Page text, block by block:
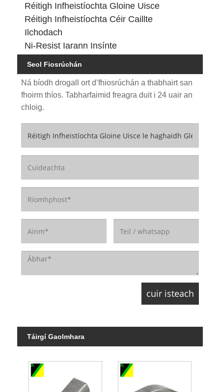
Réitigh Infheistíochta Gloine Uisce
Réitigh Infheistíochta Céir Caillte
Ilchodach
Ni-Resist Iarann ​​Insínte
Seol Fiosrúchán
Ná bíodh drogall ort d’fhiosrúchán a thabhairt san
fhoirm thíos. Tabharfaimid freagra duit i 24 uair an
chloig.
Táirgí Gaolmhara